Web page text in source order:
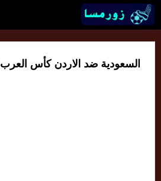
السعودية ضد الاردن كأس العرب 7:30